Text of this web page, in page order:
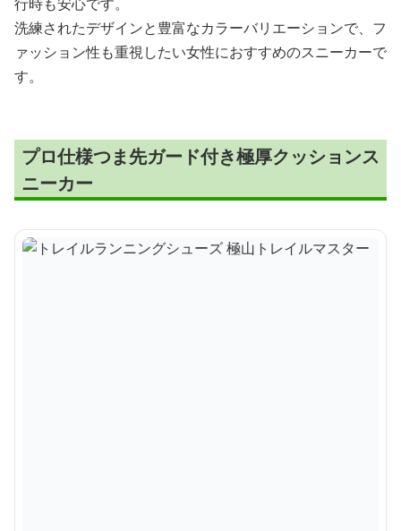
洗練されたデザインと豊富なカラーバリエーションで、フ
ァッション性も重視したい女性におすすめのスニーカーで
す。
プロ仕様つま先ガード付き極厚クッションス
ニーカー